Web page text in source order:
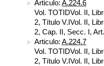
Articulo: A.224.6
Vol. TOTIDVol. II,
2, Título V.IVol. II,
2, Cap. II, Secc. I,
Articulo: A.224.7
Vol. TOTIDVol. II,
2, Título V.IVol. II,